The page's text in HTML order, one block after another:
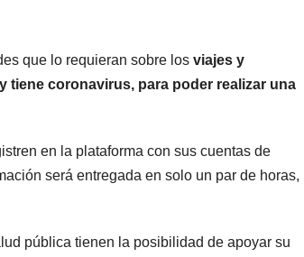
que lo requieran sobre los viajes y
tiene coronavirus, para poder realizar una
en la plataforma con sus cuentas de
será entregada en solo un par de horas,
pública tienen la posibilidad de apoyar su